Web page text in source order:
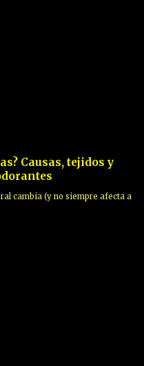
Causas, tejidos y
cambia (y no siempre afecta a